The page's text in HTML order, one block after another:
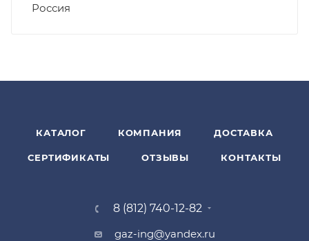
Россия
КАТАЛОГ КОМПАНИЯ ДОСТАВКА
СЕРТИФИКАТЫ ОТЗЫВЫ КОНТАКТЫ
8 (812) 740-12-82
gaz-ing@yandex.ru